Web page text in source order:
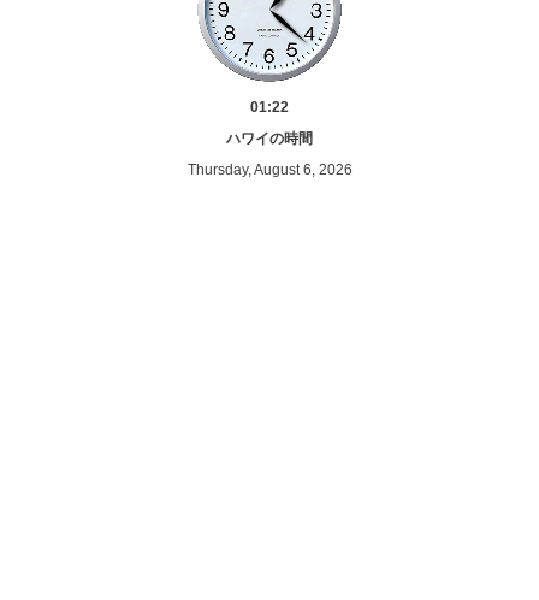
01:22
ハワイの時間
Thursday, August 6, 2026